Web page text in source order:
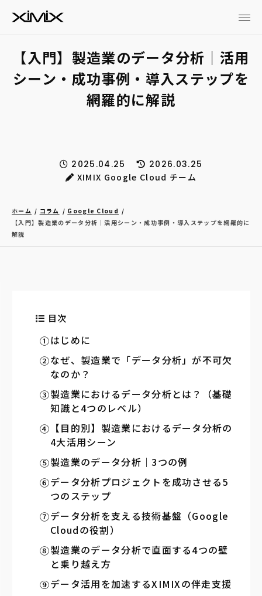
【入門】製造業のデータ分析｜活用
シーン・成功事例・導入ステップを
網羅的に解説
2025.04.25
2026.03.25
XIMIX Google Cloud チーム
ホーム コラム
Google Cloud
【入門】製造業のデータ分析｜活用シーン・成功事例・導入ステップを網羅的に
解説
目次
はじめに
なぜ、製造業で「データ分析」が不可欠
なのか？
製造業におけるデータ分析とは？（基礎
知識と4つのレベル）
【目的別】製造業におけるデータ分析の
4大活用シーン
製造業のデータ分析｜3つの例
データ分析プロジェクトを成功させる5
つのステップ
データ分析を支える技術基盤（Google
Cloudの役割）
製造業のデータ分析で直面する4つの壁
と乗り越え方
データ活用を加速するXIMIXの伴走支援